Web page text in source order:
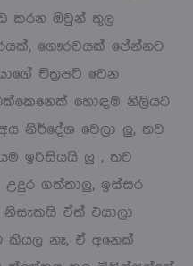
කරන ඔවුන් තුල
ගෞරවයක් පේන්නට
චිත්‍රපටි වෙන
හොඳම නිලියට
නිර්දේශ වෙලා ලු, තව
ඉරිසියයි ලු , තව
ගත්තාලු, ඉස්සර
ඒත් එයාලා
කියල නෑ, ඒ අනෙක්